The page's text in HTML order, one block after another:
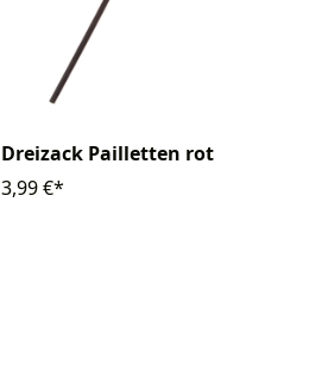
Dreizack Pailletten rot
3,99 €*